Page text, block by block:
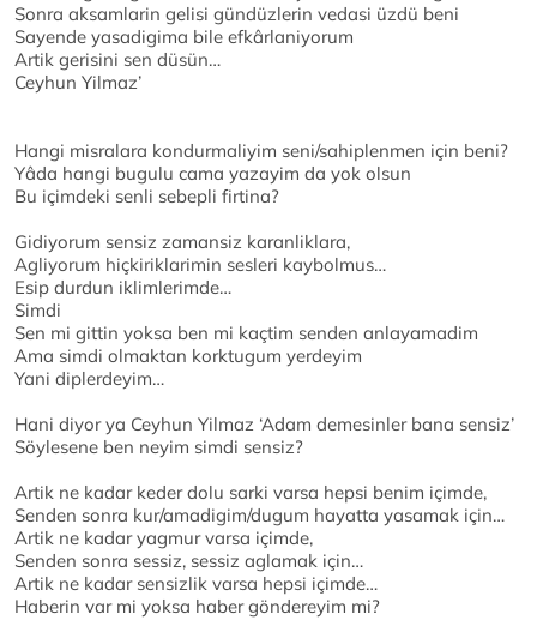
Sonra aksamlarin gelisi gündüzlerin vedasi üzdü beni
Sayende yasadigima bile efkârlaniyorum
Artik gerisini sen düsün…
Ceyhun Yilmaz’
Hangi misralara kondurmaliyim seni/sahiplenmen için beni?
Yâda hangi bugulu cama yazayim da yok olsun
Bu içimdeki senli sebepli firtina?
Gidiyorum sensiz zamansiz karanliklara,
Agliyorum hiçkiriklarimin sesleri kaybolmus…
Esip durdun iklimlerimde…
Simdi
Sen mi gittin yoksa ben mi kaçtim senden anlayamadim
Ama simdi olmaktan korktugum yerdeyim
Yani diplerdeyim…
Hani diyor ya Ceyhun Yilmaz ‘Adam demesinler bana sensiz’
Söylesene ben neyim simdi sensiz?
Artik ne kadar keder dolu sarki varsa hepsi benim içimde,
Senden sonra kur/amadigim/dugum hayatta yasamak için…
Artik ne kadar yagmur varsa içimde,
Senden sonra sessiz, sessiz aglamak için…
Artik ne kadar sensizlik varsa hepsi içimde…
Haberin var mi yoksa haber göndereyim mi?